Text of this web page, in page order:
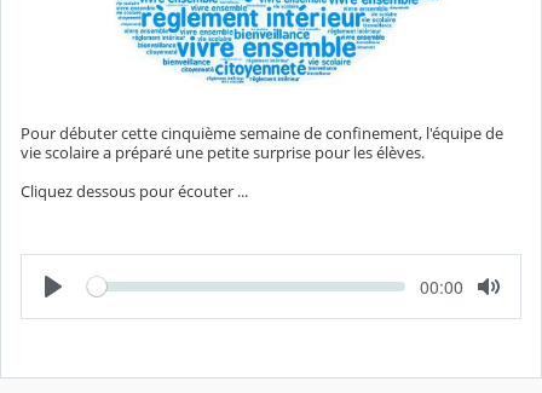
Pour débuter cette cinquième semaine de confinement, l'équipe de
vie scolaire a préparé une petite surprise pour les élèves.
Cliquez dessous pour écouter ...
L
e
c
e
T
m
é
00:00